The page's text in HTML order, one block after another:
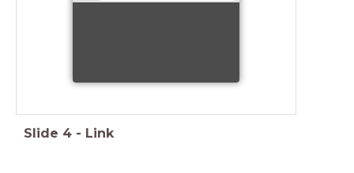
Slide 4 - Link